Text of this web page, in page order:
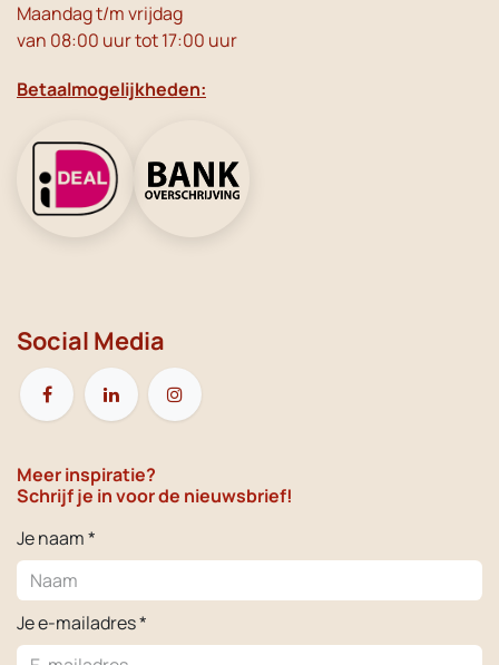
Maandag t/m vrijdag
van 08:00 uur tot 17:00 uur
Betaalmogelijkheden:
Social Media
Meer inspiratie?
Schrijf je in voor de nieuwsbrief!
Je naam *
Je e-mailadres *